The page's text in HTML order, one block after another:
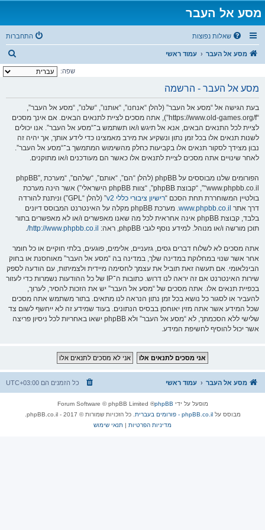
מסע אל העבר
שאלות נפוצות התחברות
מסע אל העבר עמוד ראשי
י
שפה:
מסע אל העבר - הרשמה
בעת הגישה אל “מסע אל העבר” (להלן “אנחנו”, “אותנו”, “שלנו”, “מסע אל העבר”,
“https://www.old-games.org/f”), אתה מסכים לציית לתנאים הבאים. אם אינך מסכים
לציית לכל התנאים הבאים, אנא אל תיגש ו/או תשתמש ב־“מסע אל העבר”. אנו יכולים
לשנות תנאים אלו בכל זמן נתון ונשקיע את מירב מאמצינו כדי לידע אותך, אך יהיה זה
נבון מצידך לסקור תנאים אלו בקביעות כחלק מהשימוש המתמשך ב־“מסע אל העבר”.
לאחר שינויים אתה מסכים לציית לתנאים אלו כאשר הם מעודכנים ו/או מתוקנים.
הפורומים שלנו מבוססים על phpBB (להלן “הם”, “אותם”, “שלהם”, “מערכת phpBB”,
“www.phpbb.co.il”, “קבוצת phpBB”, “צוות phpBB הישראלי”) אשר הינה מערכת
בולטיין המשוחררת תחת הסכם “רישיון ציבורי כללי v2
” (להלן “GPL”) וניתנת להורדה
דרך אתר www.phpbb.co.il
. מערכת phpBB מקלה על האינטרנט המבוסס דיונים
בלבד, קבוצת phpBB אינה אחראית לכל מה שאנו מאפשרים ו/או לא מאפשרים בתור
תוכן מורשה ו/או מנוהל. למידע נוסף לגבי phpBB, ראה:
http://www.phpbb.co.il/
.
אתה מסכים לא לשלוח דברים גסים, גזעניים, אלימים, פוגעים, בלתי חוקיים או כל חומר
אחר אשר שנוי במחלוקת במדינה שלך, במדינה בה “מסע אל העבר” מאוחסנת או בחוק
הבינלאומי. אם תעשה זאת תוביל את עצמך לחסימה מיידית ולצמיתות, עם הודעה לספק
שירות האינטרנט אם זה יראה לנו דרוש. כתובות ה־IP של כל ההודעות נשמרות כדי לעזור
בכפיית תנאים אלו. אתה מסכים של “מסע אל העבר” יש את הזכות להסיר, לערוך,
להעביר או לסגור כל נושא בכל זמן נתון הנראה לנו מתאים. בתור משתמש אתה מסכים
שכל המידע אשר אתה מזין יאוחסן בבסיס הנתונים. בעוד שמידע זה לא ייחשף לשום צד
שלישי ללא הסכמתך, לא “מסע אל העבר” ולא phpBB ישאו באחריות לכל ניסיון פריצה
אשר יכול להוסיף לחשיפת המידע.
מסע אל העבר עמוד ראשי כל הזמנים הם UTC+03:00
מופעל על ידי phpBB
® Forum Software © phpBB Limited
מבוסס עלphpBB.co.il - פורומים בעברית
. כל הזכויות שמורות © 2017 - phpBB.co.il.
מדיניות הפרטיות | תנאי שימוש